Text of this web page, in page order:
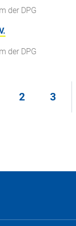
der DPG
der DPG
2 3